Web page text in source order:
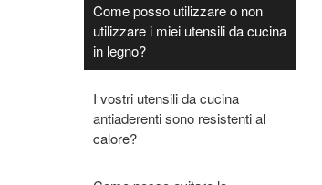
Come posso utilizzare o non
utilizzare i miei utensili da cucina
in legno?
I vostri utensili da cucina
antiaderenti sono resistenti al
calore?